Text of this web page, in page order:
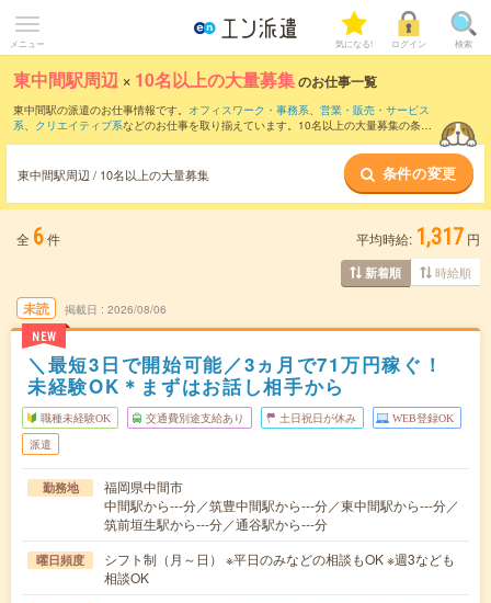
メニュー 気になる! ログイン 検索
東中間駅周辺 × 10名以上の大量募集のお仕事一覧
東中間駅の派遣のお仕事情報です。 オフィスワーク・事務系、 営業・販売・サービス
系、 クリエイティブ系などのお仕事を取り揃えています。10名以上の大量募集の条件
東中間駅周辺 / 10名以上の大量募集 条件の変更
全 6件 平均時給: 1,317 円
新着順 時給順
未読
NEW
掲載日 2026/08/06
＼最短3日で開始可能／3ヵ月で71万円稼ぐ！
未経験OK＊まずはお話し相手から
職種未経験OK 交通費別途支給あり 土日祝日が休み WEB登録OK
派遣
勤務地
福岡県中間市
中間駅から---分／筑豊中間駅から---分／東中間駅から---分／
筑前垣生駅から---分／通谷駅から---分
曜日頻度
シフト制（月～日） ※平日のみなどの相談もOK ※週3なども
相談OK